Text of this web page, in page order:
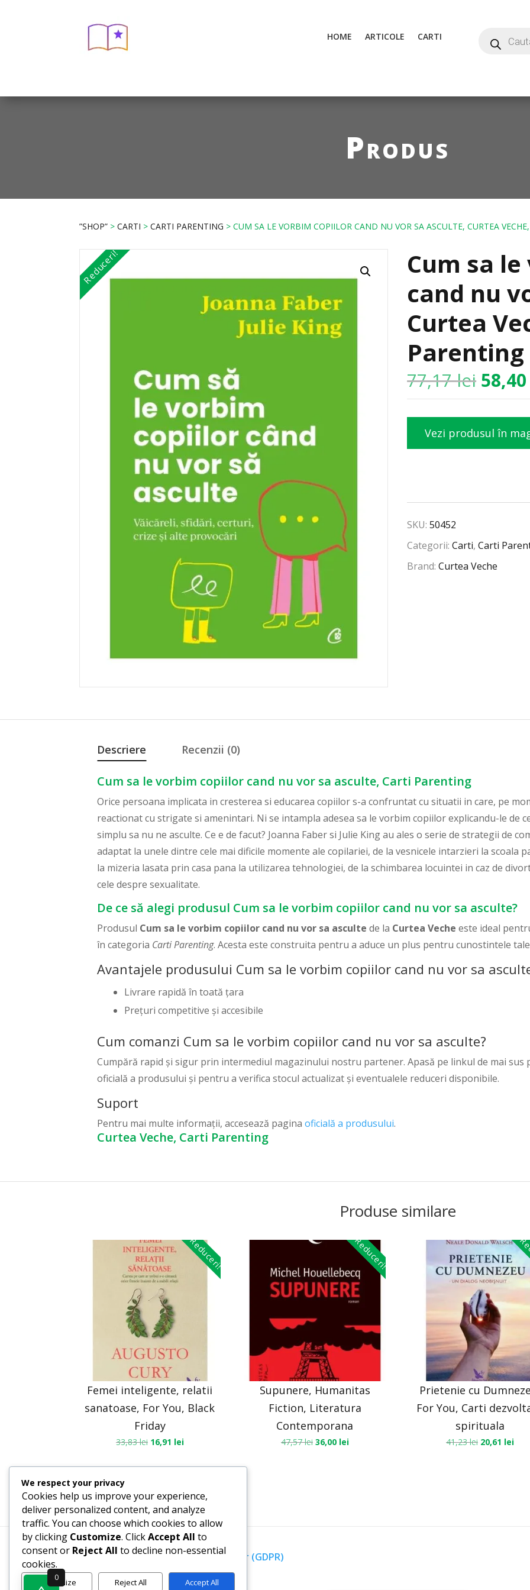
HOME ARTICOLE CARTI
Produs
”SHOP” >CARTI >CARTI PARENTING > CUM SA LE VORBIM COPIILOR CAND NU VOR SA ASCULTE, CURTEA
Reduceri!
Cum sa
cand nu
Curtea
Parenting
77,17lei
Vezi produsul în
SKU:50452
Categorii:Carti,Carti
Brand:Curtea Veche
Descriere Recenzii (0)
Cum sa le vorbim copiilor cand nu vor sa asculte, Carti Parenting
Orice persoana implicata in cresterea si educarea copiilor s-a confruntat cu situatii in care, pe
reactionat cu strigate si amenintari. Ni se intampla adesea sa le vorbim copiilor explicandu-le de
simplu sa nu ne asculte. Ce e de facut? Joanna Faber si Julie King au ales o serie de strategii de
adaptat la unele dintre cele mai dificile momente ale copilariei, de la vesnicele intarzieri la scoala
la mizeria lasata prin casa pana la utilizarea tehnologiei, de la schimbarea locuintei in caz de
cele despre sexualitate.
De ce să alegi produsul Cum sa le vorbim copiilor cand nu vor sa asculte?
Produsul Cum sa le vorbim copiilor cand nu vor sa asculte de la Curtea Veche este ideal
în categoria Carti Parenting. Acesta este construita pentru a aduce un plus pentru cunostintele
Avantajele produsului Cum sa le vorbim copiilor cand nu vor sa
Livrare rapidă în toată țara
Prețuri competitive și accesibile
Cum comanzi Cum sa le vorbim copiilor cand nu vor sa asculte?
Cumpără rapid și sigur prin intermediul magazinului nostru partener. Apasă pe linkul de mai
oficială a produsului și pentru a verifica stocul actualizat și eventualele reduceri disponibile.
Suport
Pentru mai multe informații, accesează paginaoficială a produsului.
Curtea Veche, Carti Parenting
Produse similare
Reduceri!
Femei inteligente, relatii
sanatoase, For You, Black
Friday
33,83lei 16,91 lei
Reduceri!
Supunere, Humanitas
Fiction, Literatura
Contemporana
47,57lei 36,00 lei
Prietenie cu
For You, Carti
spirituala
41,23lei 20,61 lei
Termeni, Condiții & Protecția Datelor (GDPR)
We respect your privacy
Cookies help us improve your experience,
deliver personalized content, and analyze
traffic. You can choose which cookies to allow
by clicking Customize. ClickAccept All to
consent or Reject All to decline non-essential
cookies.
Customize Reject All Accept All
0